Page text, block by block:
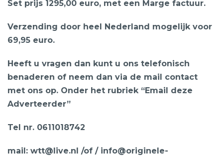
Set prijs 1295,00 euro, met een Marge factuur.
Verzending door heel Nederland mogelijk voor
69,95 euro.
Heeft u vragen dan kunt u ons telefonisch
benaderen of neem dan via de mail contact
met ons op. Onder het rubriek “Email deze
Adverteerder”
Tel nr. 0611018742
mail: wtt@live.nl /of / info@originele-